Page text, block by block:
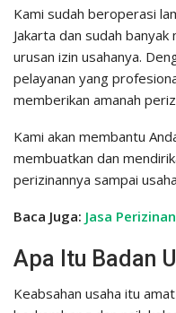
Kami sudah beroperasi
Jakarta dan sudah
urusan izin usahanya.
pelayanan yang
memberikan amanah
Kami akan membantu
membuatkan dan
perizinannya sampai
Baca Juga: Jasa
Apa Itu Badan
Keabsahan usaha itu